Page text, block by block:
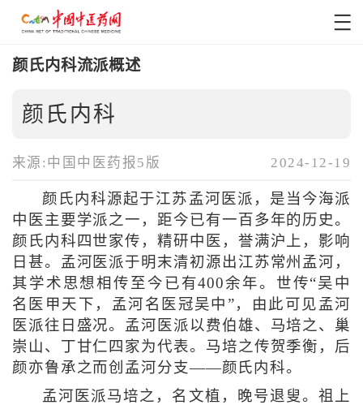
颜氏内科流派概述
颜氏内科
来源:中国中医药报5版 2024-12-19
颜氏内科源起于江苏孟河医派，是当今海派
中医主要学派之一，距今已有一百多年的历史。
颜氏内科四世家传，精研中医，誉满沪上，影响
日甚。孟河医派于明末清初源出江苏常州孟河，
其学术思想相传至今已有400余年。世传“吴中
名医甲天下，孟河名医冠吴中”，由此可见孟河
医派往日盛况。孟河医派以费伯雄、马培之、巢
崇山、丁甘仁四家为代表。马培之传贺季衡，后
颜亦鲁承之而创孟河分支——颜氏内科。
孟河医派马培之，名文植，晚号退叟。祖上